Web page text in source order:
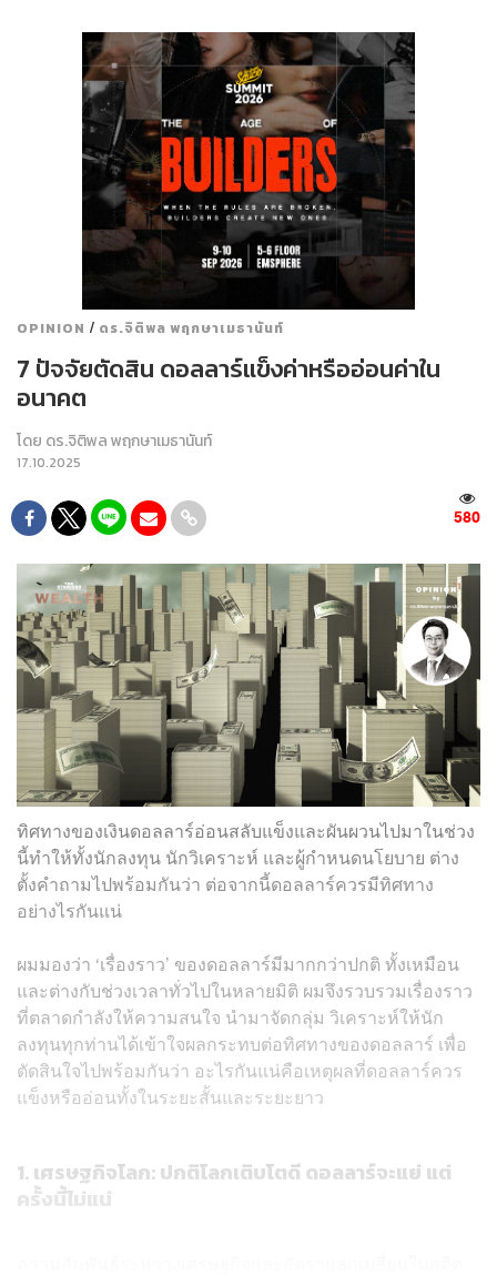
OPINION / ดร.จิติพล พฤกษาเมธานันท์
7 ปัจจัยตัดสิน ดอลลาร์แข็งค่าหรืออ่อนค่าใน
อนาคต
โดย ดร.จิติพล พฤกษาเมธานันท์
17.10.2025
580
ทิศทางของเงินดอลลาร์อ่อนสลับแข็งและผันผวนไปมาในช่วง
นี้ทำให้ทั้งนักลงทุน นักวิเคราะห์ และผู้กำหนดนโยบาย ต่าง
ตั้งคำถามไปพร้อมกันว่า ต่อจากนี้ดอลลาร์ควรมีทิศทาง
อย่างไรกันแน่
ผมมองว่า ‘เรื่องราว’ ของดอลลาร์มีมากกว่าปกติ ทั้งเหมือน
และต่างกับช่วงเวลาทั่วไปในหลายมิติ ผมจึงรวบรวมเรื่องราว
ที่ตลาดกำลังให้ความสนใจ นำมาจัดกลุ่ม วิเคราะห์ให้นัก
ลงทุนทุกท่านได้เข้าใจผลกระทบต่อทิศทางของดอลลาร์ เพื่อ
ตัดสินใจไปพร้อมกันว่า อะไรกันแน่คือเหตุผลที่ดอลลาร์ควร
แข็งหรืออ่อนทั้งในระยะสั้นและระยะยาว
1. เศรษฐกิจโลก: ปกติโลกเติบโตดี ดอลลาร์จะแย่ แต่
ครั้งนี้ไม่แน่